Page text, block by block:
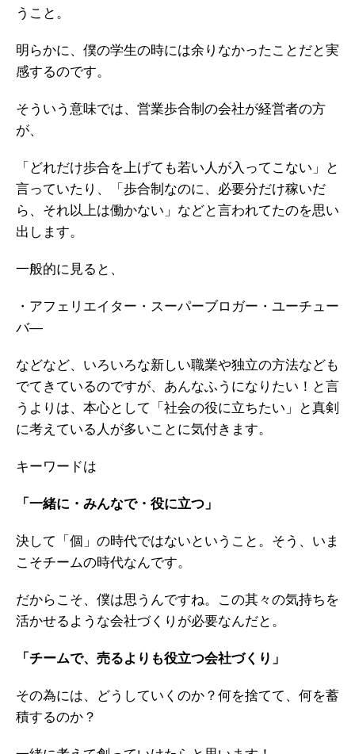
うこと。
明らかに、僕の学生の時には余りなかったことだと実
感するのです。
そういう意味では、営業歩合制の会社が経営者の方
が、
「どれだけ歩合を上げても若い人が入ってこない」と
言っていたり、
「歩合制なのに、必要分だけ稼いだ
ら、それ以上は働かない」などと言われてたのを思い
出します。
一般的に見ると、
・アフェリエイター ・スーパーブロガー ・ユーチュー
バ―
などなど、いろいろな新しい職業や独立の方法なども
でてきているのですが、あんなふうになりたい！と言
うよりは、本心として「社会の役に立ちたい」と真剣
に考えている人が多いことに気付きます。
キーワードは
「一緒に・みんなで・役に立つ」
決して「個」の時代ではないということ。 そう、いま
こそチームの時代なんです。
だからこそ、僕は思うんですね。
この其々の気持ちを
活かせるような会社づくりが必要なんだと。
「チームで、売るよりも役立つ会社づくり」
その為には、どうしていくのか？何を捨てて、何を蓄
積するのか？